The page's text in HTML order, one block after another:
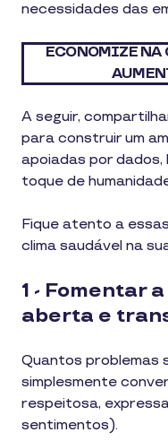
necessidades das
ECONOMIZE NA
A seguir,
para construir um
apoiadas por
toque de
Fique atento a
clima saudável na
1 - Fomentar
aberta e
Quantos problemas
simplesmente
respeitosa,
sentimentos).